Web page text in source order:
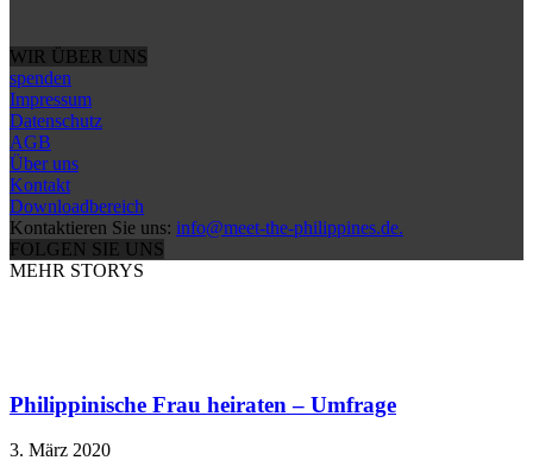
WIR ÜBER UNS
spenden
Impressum
Datenschutz
AGB
Über uns
Kontakt
Downloadbereich
Kontaktieren Sie uns: info@meet-the-philippines.de.
FOLGEN SIE UNS
MEHR STORYS
Philippinische Frau heiraten – Umfrage
3. März 2020